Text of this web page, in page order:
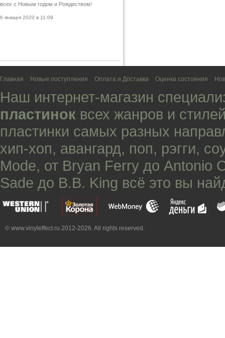
всех с Новым годом и Рождеством!
6 января 2020 в 11:09
Главная Новые поступления Оплата и Доставка Оценка состояния
Наш интернет-магазин
пластинок всех жанров и
пластинки самых разных
хип-хоп, авангард, поп, рэгги,
Mode, от Bryan Ferry до Antonio
Sade до B.B. King всё это вы
© www.vinyleffect.ru 2012-2026. All rights reserved.